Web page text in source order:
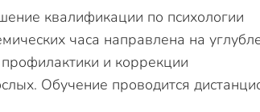
квалификации по психологии
часа направлена на
и коррекции
Обучение проводится